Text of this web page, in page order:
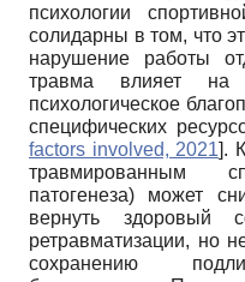
психологии
солидарны в том, что
нарушение работы
травма влияет на
психологическое
специфических
factors involved, 2021].
травмированным
патогенеза) может
вернуть здоровый
ретравматизации, но
сохранению